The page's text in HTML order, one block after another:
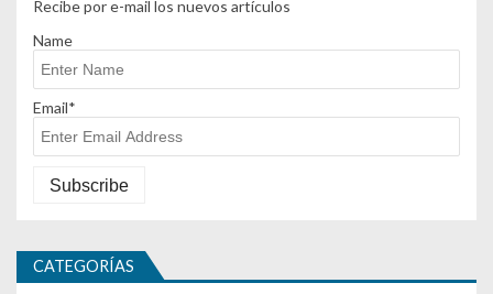
Recibe por e-mail los nuevos artículos
Name
Email*
CATEGORÍAS